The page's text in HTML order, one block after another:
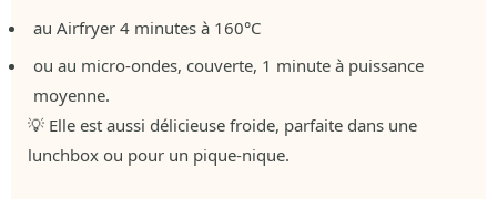
au Airfryer 4 minutes à 160°C
ou au micro-ondes, couverte, 1 minute à puissance
moyenne.
💡 Elle est aussi délicieuse froide, parfaite dans une
lunchbox ou pour un pique-nique.